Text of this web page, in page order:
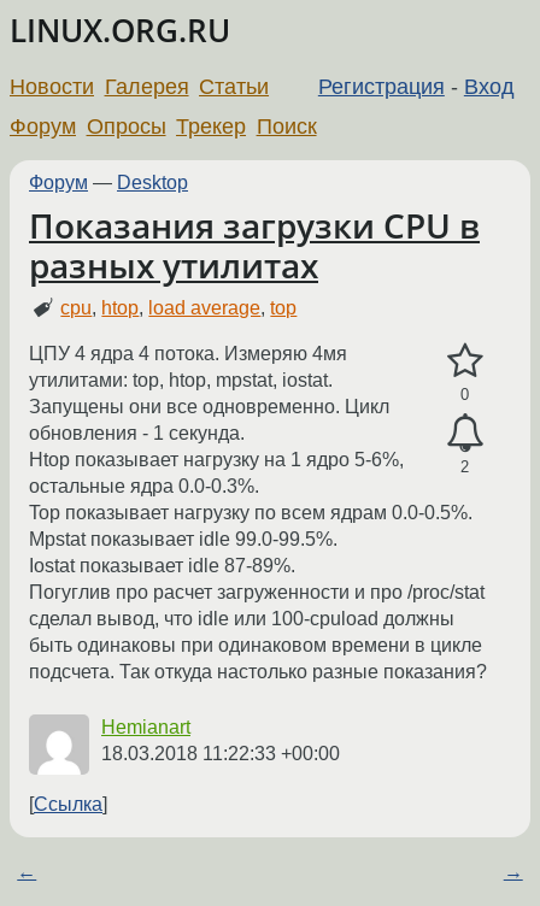
LINUX.ORG.RU
Регистрация - Вход
Новости Галерея Статьи
Форум Опросы Трекер Поиск
Форум — Desktop
Показания загрузки CPU в
разных утилитах
cpu, htop, load average,top
0
2
ЦПУ 4 ядра 4 потока. Измеряю 4мя
утилитами: top, htop, mpstat, iostat.
Запущены они все одновременно. Цикл
обновления - 1 секунда.
Htop показывает нагрузку на 1 ядро 5-6%,
остальные ядра 0.0-0.3%.
Top показывает нагрузку по всем ядрам 0.0-0.5%.
Mpstat показывает idle 99.0-99.5%.
Iostat показывает idle 87-89%.
Погуглив про расчет загруженности и про /proc/stat
сделал вывод, что idle или 100-cpuload должны
быть одинаковы при одинаковом времени в цикле
подсчета. Так откуда настолько разные показания?
Hemianart
18.03.2018 11:22:33 +00:00
Ссылка
← →